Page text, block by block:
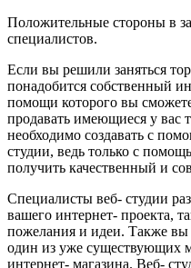
Положительные стороны в
специалистов.
Если вы решили заняться
понадобится собственный
помощи которого вы
продавать имеющиеся у вас
необходимо создавать с
студии, ведь только с
получить качественный и
Специалисты веб- студии
вашего интернет- проекта,
пожелания и идеи. Также
один из уже существующих
интернет- магазина. Веб-